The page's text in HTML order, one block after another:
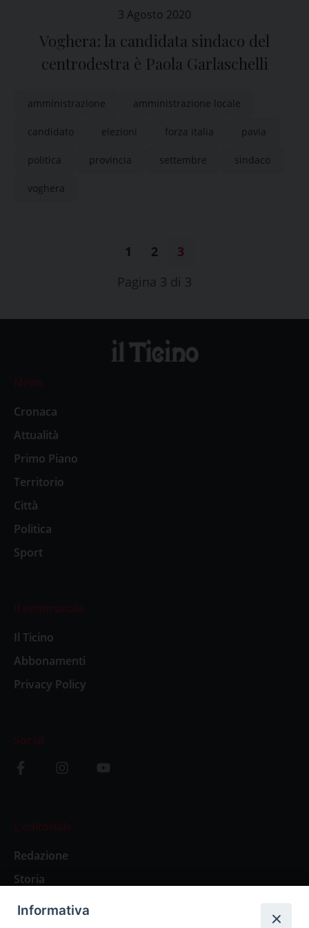
3 Agosto 2020
Voghera: la candidata sindaco del
centrodestra è Paola Garlaschelli
amministrazione amministrazione locale
candidato elezioni forza italia pavia
politica provincia settembre sindaco
voghera
1 2
3
Pagina 3 di 3
News
Cronaca
Attualità
Primo Piano
Territorio
Città
Politica
Sport
Il settimanale
Il Ticino
Abbonamenti
Privacy Policy
Social
L’editoriale
Redazione
Storia
Informativa